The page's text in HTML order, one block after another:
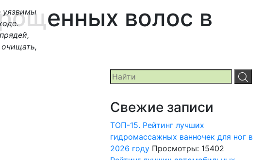
волос в
уязвимы
Свежие записи
ТОП-15. Рейтинг лучших
гидромассажных ванночек для ног в
2026 году Просмотры: 15402